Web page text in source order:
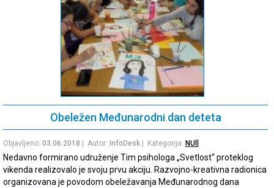
Obeležen Međunarodni dan deteta
Objavljeno: 03.06.2018 | Autor: InfoDesk | Kategorija: NUll
Nedavno formirano udruženje Tim psihologa „Svetlost“ proteklog
vikenda realizovalo je svoju prvu akciju. Razvojno-kreativna radionica
organizovana je povodom obeležavanja Međunarodnog dana